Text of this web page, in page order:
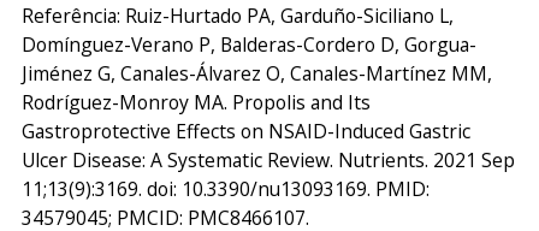
Referência: Ruiz-Hurtado PA, Garduño-Siciliano L,
Domínguez-Verano P, Balderas-Cordero D, Gorgua-
Jiménez G, Canales-Álvarez O, Canales-Martínez MM,
Rodríguez-Monroy MA. Propolis and Its
Gastroprotective Effects on NSAID-Induced Gastric
Ulcer Disease: A Systematic Review. Nutrients. 2021 Sep
11;13(9):3169. doi: 10.3390/nu13093169. PMID:
34579045; PMCID: PMC8466107.